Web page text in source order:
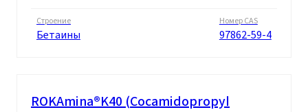
Строение
Бетаины
Номер CAS
97862-59-4
ROKAmina®K40 (Cocamidopropyl